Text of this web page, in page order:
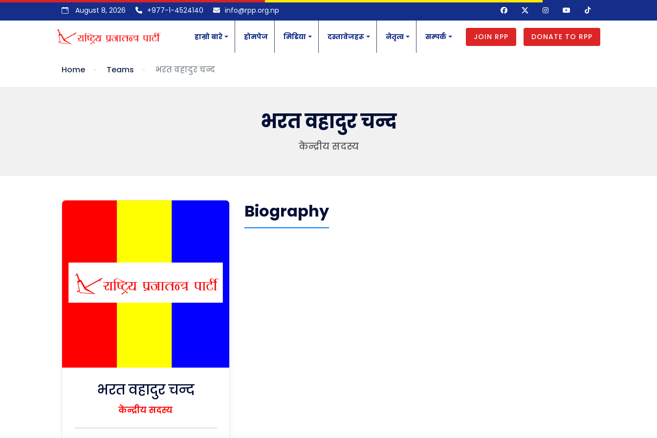
August 8, 2026 +977-1-4524140 info@rpp.org.np
हाम्रो बारे होमपेज मिडिया दस्तावेजहरू नेतृत्व सम्पर्क JOIN RPP DONATE TO RPP
Home Teams भरत वहादुर चन्द
भरत वहादुर चन्द
केन्द्रीय सदस्य
भरत वहादुर चन्द
केन्द्रीय सदस्य
Biography